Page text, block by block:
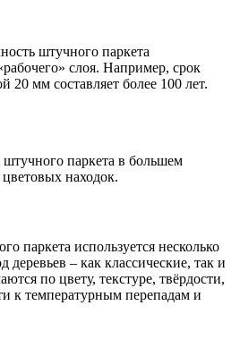
штучного паркета
слоя. Например, срок
20 мм составляет более 100 лет.
паркета в большем
находок.
паркета используется несколько
деревьев – как классические, так и
по цвету, текстуре, твёрдости,
к температурным перепадам и